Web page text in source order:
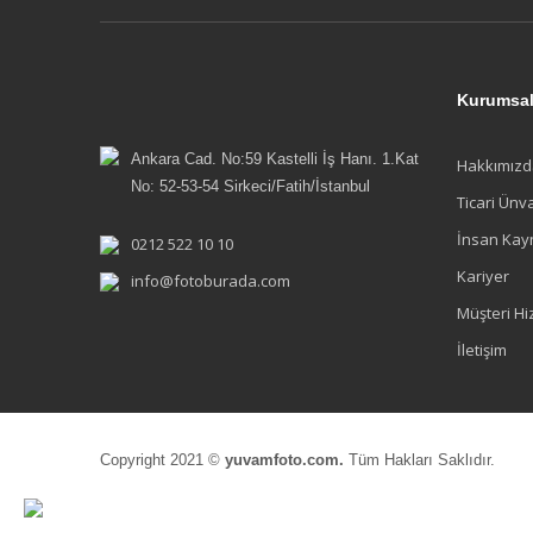
Ankara Cad. No:59 Kastelli İş Hanı. 1.Kat
No: 52-53-54 Sirkeci/Fatih/İstanbul
0212 522 10 10
info@fotoburada.com
Kurumsal
Ticari
İnsan
Kariyer
Müşteri
İletişim
Copyright 2021 © yuvamfoto.com. Tüm Hakları Saklıdır.